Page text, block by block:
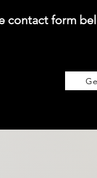
contact form